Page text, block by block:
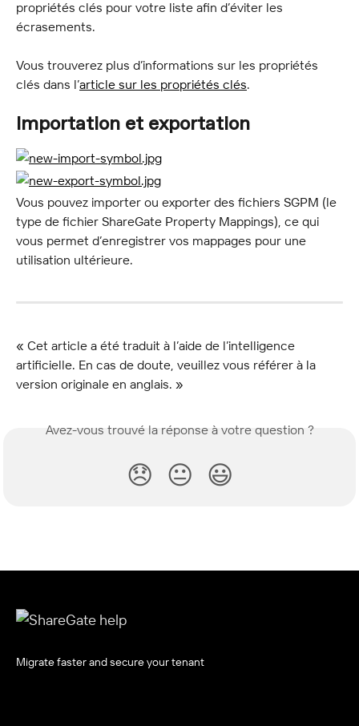
propriétés clés pour votre liste afin d’éviter les
écrasements.
Vous trouverez plus d’informations sur les propriétés
clés dans l’article sur les propriétés clés.
Importation et exportation
Vous pouvez importer ou exporter des fichiers SGPM (le
type de fichier ShareGate Property Mappings), ce qui
vous permet d’enregistrer vos mappages pour une
utilisation ultérieure.
« Cet article a été traduit à l’aide de l’intelligence
artificielle. En cas de doute, veuillez vous référer à la
version originale en anglais. »
Avez-vous trouvé la réponse à votre question ?
😞 😐 😃
Migrate faster and secure your tenant